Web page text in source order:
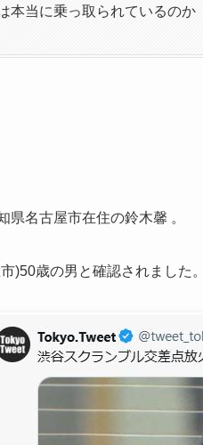
本当に乗っ取られているのか
県名古屋市在住の鈴木馨 。
)50歳の男と確認されました